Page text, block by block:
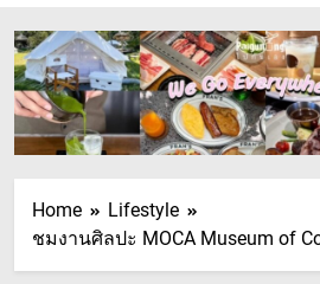
Home
Lifestyle
ชมงานศิลปะ MOCA Museum of